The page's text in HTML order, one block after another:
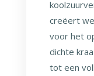
creëert
voor het
dichte
tot een